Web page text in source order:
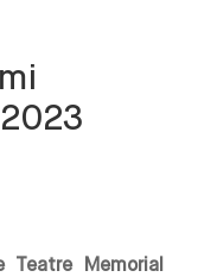
Teatre Memorial